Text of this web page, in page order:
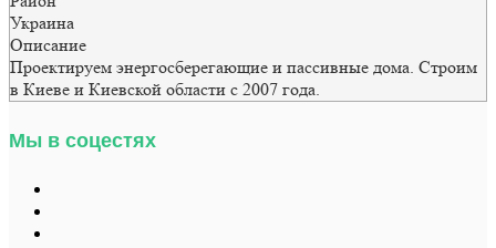
Украина
Описание
Проектируем энергосберегающие и пассивные дома. Строим
в Киеве и Киевской области с 2007 года.
Мы в соцестях